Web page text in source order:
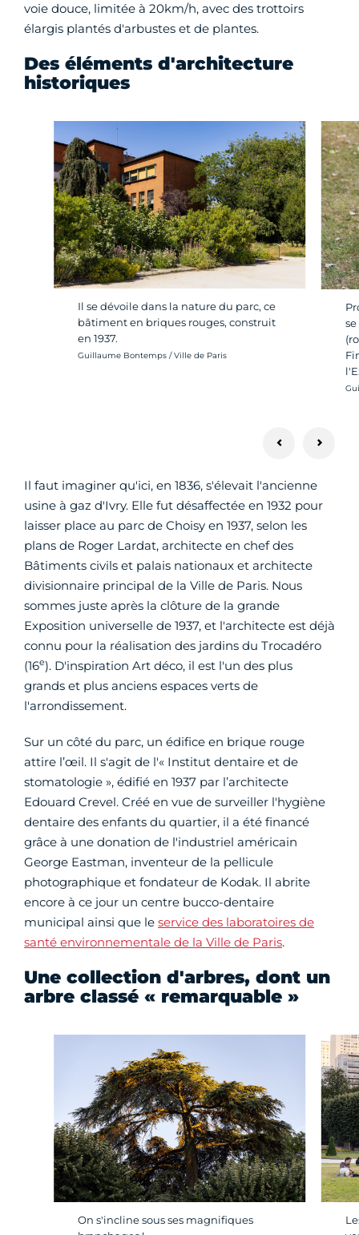
voie douce, limitée à 20km/h, avec des trottoirs
élargis plantés d'arbustes et de plantes.
Des éléments d'architecture
historiques
Il se dévoile dans la nature du parc, ce
bâtiment en briques rouges, construit
en 1937.
Crédit photo :
Guillaume Bontemps / Ville de Paris
Il faut imaginer qu'ici, en 1836, s'élevait l'ancienne
usine à gaz d'Ivry. Elle fut désaffectée en 1932 pour
laisser place au parc de Choisy en 1937, selon les
plans de Roger Lardat, architecte en chef des
Bâtiments civils et palais nationaux et architecte
divisionnaire principal de la Ville de Paris. Nous
sommes juste après la clôture de la grande
Exposition universelle de 1937, et l'architecte est déjà
connu pour la réalisation des jardins du Trocadéro
(16e). D'inspiration Art déco, il est l'un des plus
grands et plus anciens espaces verts de
l'arrondissement.
Sur un côté du parc, un édifice en brique rouge
attire l’œil. Il s'agit de l'« Institut dentaire et de
stomatologie », édifié en 1937 par l’architecte
Edouard Crevel. Créé en vue de surveiller l'hygiène
dentaire des enfants du quartier, il a été financé
grâce à une donation de l'industriel américain
George Eastman, inventeur de la pellicule
photographique et fondateur de Kodak. Il abrite
encore à ce jour un centre bucco-dentaire
municipal ainsi que le service des laboratoires de
santé environnementale de la Ville de Paris.
Une collection d'arbres, dont un
arbre classé « remarquable »
On s'incline sous ses magnifiques